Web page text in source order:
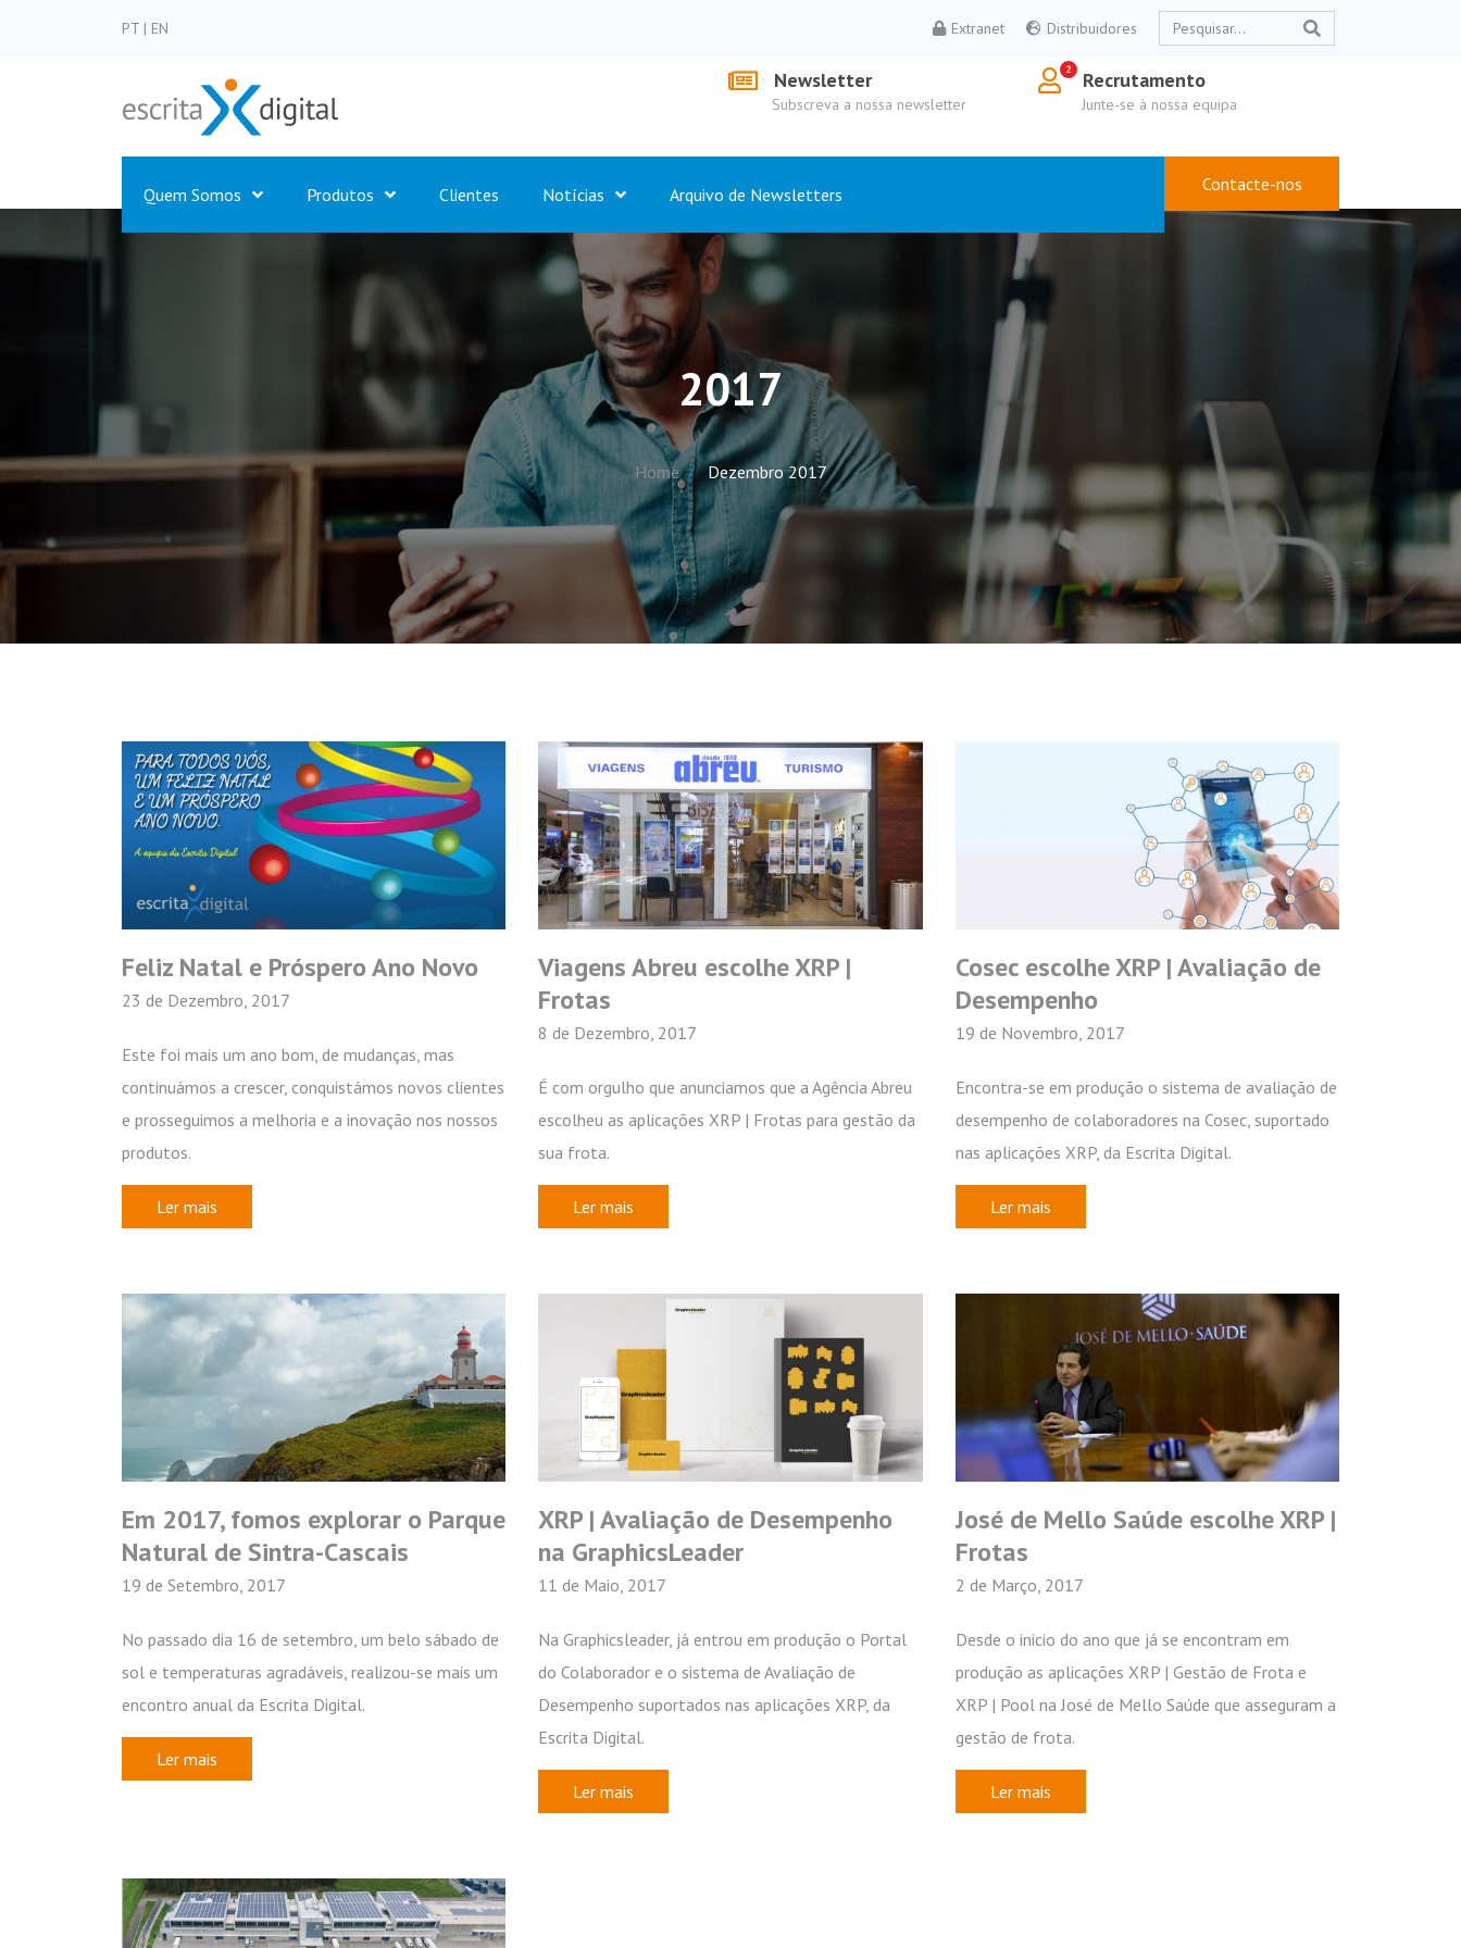
PT | EN Extranet Distribuidores
Newsletter
Subscreva a nossa newsletter
Recrutamento
Junte-se à nossa equipa
Quem Somos Produtos Clientes Notícias Arquivo de Newsletters Contacte-nos
2017
Home Dezembro 2017
Feliz Natal e Próspero Ano Novo
23 de Dezembro, 2017
Este foi mais um ano bom, de mudanças, mas
continuámos a crescer, conquistámos novos clientes
e prosseguimos a melhoria e a inovação nos nossos
produtos.
Ler mais
Viagens Abreu escolhe XRP |
Frotas
8 de Dezembro, 2017
É com orgulho que anunciamos que a Agência Abreu
escolheu as aplicações XRP | Frotas para gestão da
sua frota.
Ler mais
Cosec escolhe XRP | Avaliação de
Desempenho
19 de Novembro, 2017
Encontra-se em produção o sistema de avaliação de
desempenho de colaboradores na Cosec, suportado
nas aplicações XRP, da Escrita Digital.
Ler mais
Em 2017, fomos explorar o Parque
Natural de Sintra-Cascais
19 de Setembro, 2017
No passado dia 16 de setembro, um belo sábado de
sol e temperaturas agradáveis, realizou-se mais um
encontro anual da Escrita Digital.
Ler mais
XRP | Avaliação de Desempenho
na GraphicsLeader
11 de Maio, 2017
Na Graphicsleader, já entrou em produção o Portal
do Colaborador e o sistema de Avaliação de
Desempenho suportados nas aplicações XRP, da
Escrita Digital.
Ler mais
José de Mello Saúde escolhe XRP |
Frotas
2 de Março, 2017
Desde o inicio do ano que já se encontram em
produção as aplicações XRP | Gestão de Frota e
XRP | Pool na José de Mello Saúde que asseguram a
gestão de frota.
Ler mais
Newsletter
Subscreva a nossa newsletter